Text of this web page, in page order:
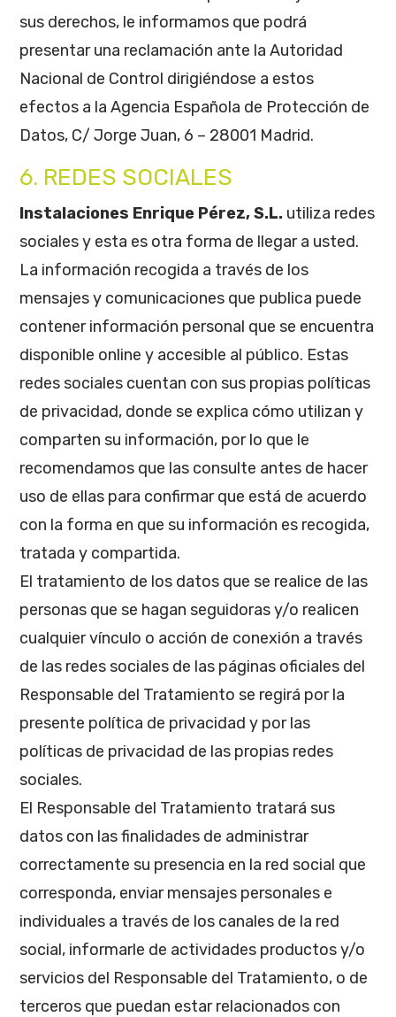
sus derechos, le informamos que podrá
presentar una reclamación ante la Autoridad
Nacional de Control dirigiéndose a estos
efectos a la Agencia Española de Protección de
Datos, C/ Jorge Juan, 6 – 28001 Madrid.
6. REDES SOCIALES
Instalaciones Enrique Pérez, S.L. utiliza redes
sociales y esta es otra forma de llegar a usted.
La información recogida a través de los
mensajes y comunicaciones que publica puede
contener información personal que se encuentra
disponible online y accesible al público. Estas
redes sociales cuentan con sus propias políticas
de privacidad, donde se explica cómo utilizan y
comparten su información, por lo que le
recomendamos que las consulte antes de hacer
uso de ellas para confirmar que está de acuerdo
con la forma en que su información es recogida,
tratada y compartida.
El tratamiento de los datos que se realice de las
personas que se hagan seguidoras y/o realicen
cualquier vínculo o acción de conexión a través
de las redes sociales de las páginas oficiales del
Responsable del Tratamiento se regirá por la
presente política de privacidad y por las
políticas de privacidad de las propias redes
sociales.
El Responsable del Tratamiento tratará sus
datos con las finalidades de administrar
correctamente su presencia en la red social que
corresponda, enviar mensajes personales e
individuales a través de los canales de la red
social, informarle de actividades productos y/o
servicios del Responsable del Tratamiento, o de
terceros que puedan estar relacionados con